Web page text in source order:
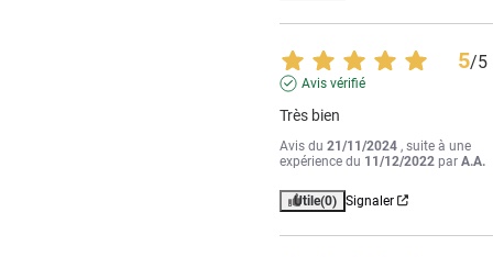
5/5
Avis vérifié
Très bien
Avis du21/11/2024 , suite à une
expérience du 11/12/2022 parA.A.
Utile(0) Signaler